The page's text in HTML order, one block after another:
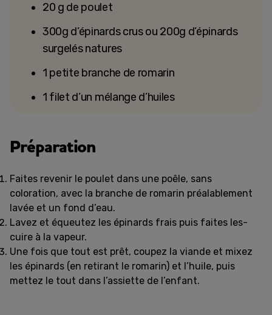
20 g de poulet
300g d’épinards crus ou 200g d’épinards
surgelés natures
1 petite branche de romarin
1 filet d’un mélange d’huiles
Préparation
Faites revenir le poulet dans une poêle, sans
coloration, avec la branche de romarin préalablement
lavée et un fond d’eau.
Lavez et équeutez les épinards frais puis faites les-
cuire à la vapeur.
Une fois que tout est prêt, coupez la viande et mixez
les épinards (en retirant le romarin) et l’huile, puis
mettez le tout dans l’assiette de l’enfant.